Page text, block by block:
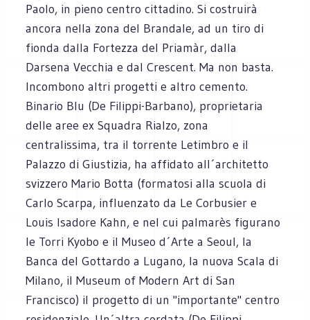
Paolo, in pieno centro cittadino. Si costruirà
ancora nella zona del Brandale, ad un tiro di
fionda dalla Fortezza del Priamàr, dalla
Darsena Vecchia e dal Crescent. Ma non basta.
Incombono altri progetti e altro cemento.
Binario Blu (De Filippi-Barbano), proprietaria
delle aree ex Squadra Rialzo, zona
centralissima, tra il torrente Letimbro e il
Palazzo di Giustizia, ha affidato all´architetto
svizzero Mario Botta (formatosi alla scuola di
Carlo Scarpa, influenzato da Le Corbusier e
Louis Isadore Kahn, e nel cui palmarès figurano
le Torri Kyobo e il Museo d´Arte a Seoul, la
Banca del Gottardo a Lugano, la nuova Scala di
Milano, il Museum of Modern Art di San
Francisco) il progetto di un "importante" centro